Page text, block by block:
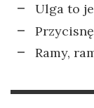
Ulga to
Ramy,